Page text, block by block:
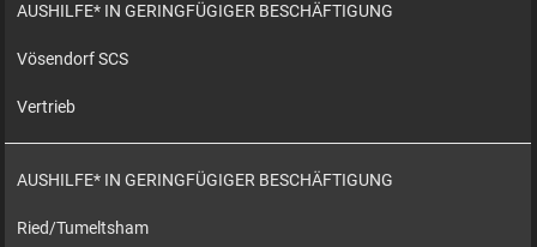
AUSHILFE* IN GERINGFÜGIGER BESCHÄFTIGUNG
Vösendorf SCS
Vertrieb
AUSHILFE* IN GERINGFÜGIGER BESCHÄFTIGUNG
Ried/Tumeltsham